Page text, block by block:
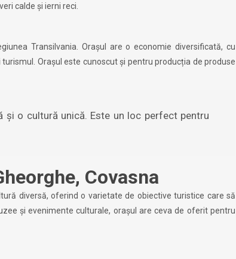
calde și ierni reci.
Transilvania. Orașul are o economie diversificată, cu
Orașul este cunoscut și pentru producția de produse
și o cultură unică. Este un loc perfect pentru
Covasna
diversă, oferind o varietate de obiective turistice care să
și evenimente culturale, orașul are ceva de oferit pentru